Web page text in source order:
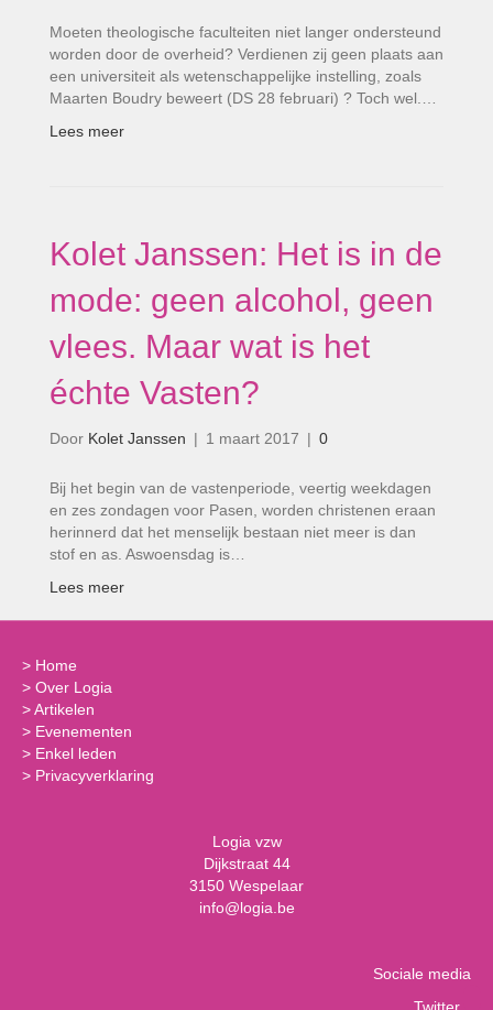
Moeten theologische faculteiten niet langer ondersteund
worden door de overheid? Verdienen zij geen plaats aan
een universiteit als wetenschappelijke instelling, zoals
Maarten Boudry beweert (DS 28 februari) ? Toch wel.…
Lees meer
Kolet Janssen: Het is in de
mode: geen alcohol, geen
vlees. Maar wat is het
échte Vasten?
Door Kolet Janssen | 1 maart 2017 | 0
Bij het begin van de vastenperiode, veertig weekdagen
en zes zondagen voor Pasen, worden christenen eraan
herinnerd dat het menselijk bestaan niet meer is dan
stof en as. Aswoensdag is…
Lees meer
> Home
> Over Logia
>Artikelen
> Evenementen
> Enkel leden
> Privacyverklaring
Logia vzw
Dijkstraat 44
3150 Wespelaar
info@logia.be
Sociale media